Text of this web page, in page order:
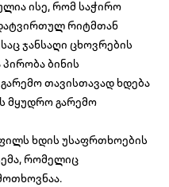
ისე, რომ საჭირო
რიტმთან
ჯანსაღი ცხოვრების
ბინის
თავისთავად ხდება
მყუდრო გარემო
ხდის უსაფრთხოების
რომელიც